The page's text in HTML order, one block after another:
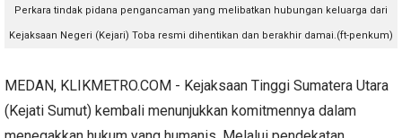
Perkara tindak pidana pengancaman yang melibatkan hubungan keluarga dari
Kejaksaan Negeri (Kejari) Toba resmi dihentikan dan berakhir damai.(ft-penkum)
MEDAN, KLIKMETRO.COM - Kejaksaan Tinggi Sumatera Utara
(Kejati Sumut) kembali menunjukkan komitmennya dalam